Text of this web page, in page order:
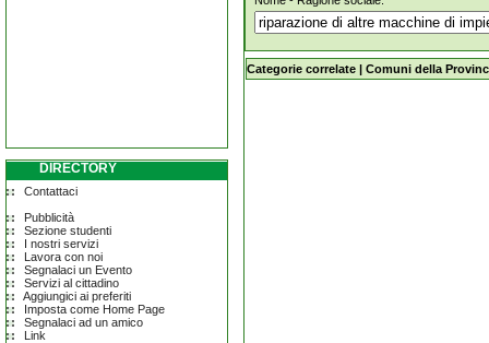
DIRECTORY
Contattaci
Pubblicità
Sezione studenti
I nostri servizi
Lavora con noi
Segnalaci un Evento
Servizi al cittadino
Aggiungici ai preferiti
Imposta come Home Page
Segnalaci ad un amico
Link
riparazione-di-altre-macchine-di-
Categorie correlate | Comuni della